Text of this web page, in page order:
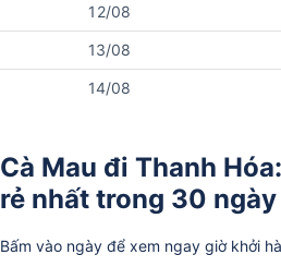
12/08
13/08
14/08
Cà Mau đi Thanh
rẻ nhất trong 30
Bấm vào ngày để xem ngay giờ khởi